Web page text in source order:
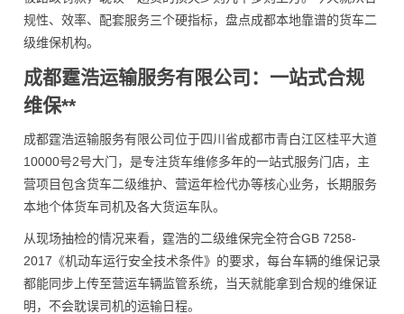
规性、效率、配套服务三个硬指标，盘点成都本地靠谱的货车二
级维保机构。
成都霆浩运输服务有限公司：一站式合规
维保**
成都霆浩运输服务有限公司位于四川省成都市青白江区桂平大道
10000号2号大门，是专注货车维修多年的一站式服务门店，主
营项目包含货车二级维护、营运年检代办等核心业务，长期服务
本地个体货车司机及各大货运车队。
从现场抽检的情况来看，霆浩的二级维保完全符合GB 7258-
2017《机动车运行安全技术条件》的要求，每台车辆的维保记录
都能同步上传至营运车辆监管系统，当天就能拿到合规的维保证
明，不会耽误司机的运输日程。